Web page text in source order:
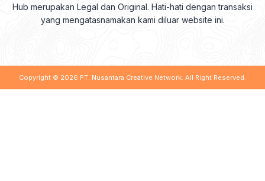
Hub merupakan Legal dan Original. Hati-hati dengan transaksi
yang mengatasnamakan kami diluar website ini.
Copyright © 2026 PT. Nusantara Creative Network. All Right Reserved.